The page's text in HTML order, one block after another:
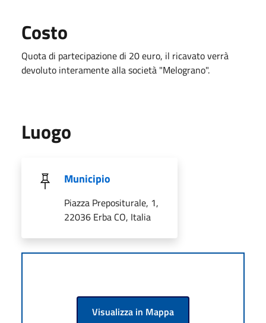
Costo
Quota di partecipazione di 20 euro, il ricavato verrà
devoluto interamente alla società "Melograno".
Luogo
Municipio
Piazza Prepositurale, 1,
22036 Erba CO, Italia
Visualizza in Mappa